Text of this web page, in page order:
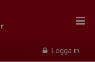
Logga in